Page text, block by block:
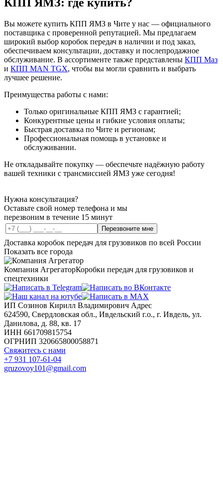
Вы можете купить КПП ЯМЗ в Чите у нас — официального
поставщика с проверенной репутацией. Мы предлагаем
широкий выбор коробок передач в наличии и под заказ,
обеспечиваем консультации, доставку и послепродажное
обслуживание. В ассортименте также представлены КПП Маз
и КПП MAN TGX, чтобы вы могли сравнить и выбрать
лучшее решение.
Преимущества работы с нами:
Только оригинальные КПП ЯМЗ с гарантией;
Конкурентные цены и гибкие условия оплаты;
Быстрая доставка по Чите и регионам;
Профессиональная помощь в установке и
обслуживании.
Не откладывайте покупку — обеспечьте надёжную работу
вашей техники с трансмиссией ЯМЗ уже сегодня!
Нужна консультация?
Оставьте свой номер телефона и мы
перезвоним в течение 15 минут
Перезвоните мне
Доставка коробок передач для грузовиков по всей России
Показать все города
Компания АгрегаторКоробки передач для грузовиков и
спецтехники
ИП Созинов Кирилл Владимирович Адрес
624590, Свердловская обл., Ивдельский г.о., г. Ивдель, ул.
Данилова, д. 88, кв. 17
ИНН 661709815754
ОГРНИП 320665800058871
Свяжитесь с нами
+7 931 107-61-04
gruzovoy101@gmail.com